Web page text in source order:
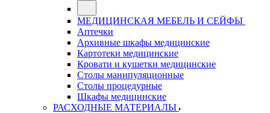
МЕДИЦИНСКАЯ МЕБЕЛЬ И СЕЙФЫ
Аптечки
Архивные шкафы медицинские
Картотеки медицинские
Кровати и кушетки медицинские
Столы манипуляционные
Столы процедурные
Шкафы медицинские
РАСХОДНЫЕ МАТЕРИАЛЫ